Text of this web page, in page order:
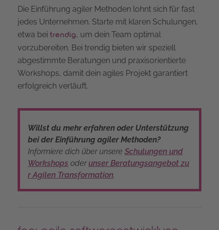
Die Einführung agiler Methoden lohnt sich für fast
jedes Unternehmen. Starte mit klaren Schulungen,
etwa bei trendig, um dein Team optimal
vorzubereiten. Bei trendig bieten wir speziell
abgestimmte Beratungen und praxisorientierte
Workshops, damit dein agiles Projekt garantiert
erfolgreich verläuft.
Willst du mehr erfahren oder Unterstützung
bei der Einführung agiler Methoden?
Informiere dich über unsere Schulungen und
Workshops oderunser Beratungsangebot zu
r Agilen Transformation.